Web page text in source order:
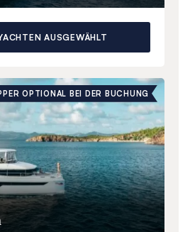
AUSGEWÄHLT
OPTIONAL BEI DER BUCHUNG